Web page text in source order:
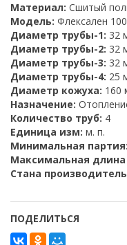
Материал: Сшитый
Модель: Флексален
Диаметр трубы-1: 32
Диаметр трубы-2: 32
Диаметр трубы-3: 32
Диаметр трубы-4: 25
Диаметр кожуха: 160
Назначение:
Количество труб: 4
Единица изм: м. п.
Минимальная партия:
Максимальная длина
Стана
ПОДЕЛИТЬСЯ